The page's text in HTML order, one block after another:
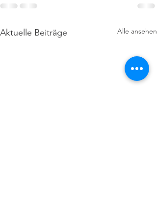
Aktuelle Beiträge Alle ansehen